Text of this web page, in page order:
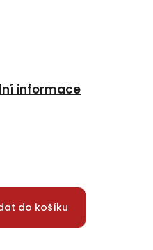
informace
do košíku